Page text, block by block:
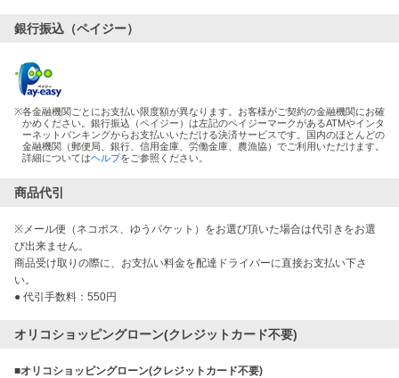
銀行振込（ペイジー）
※各金融機関ごとにお支払い限度額が異なります。お客様がご契約の金融機関にお確
かめください。銀行振込（ペイジー）は左記のペイジーマークがあるATMやインタ
ーネットバンキングからお支払いいただける決済サービスです。国内のほとんどの
金融機関（郵便局、銀行、信用金庫、労働金庫、農漁協）でご利用いただけます。
詳細についてはヘルプをご参照ください。
商品代引
※メール便（ネコポス、ゆうパケット）をお選び頂いた場合は代引きをお選
び出来ません。
商品受け取りの際に、お支払い料金を配達ドライバーに直接お支払い下さ
い。
● 代引手数料：550円
オリコショッピングローン(クレジットカード不要)
■オリコショッピングローン(クレジットカード不要)